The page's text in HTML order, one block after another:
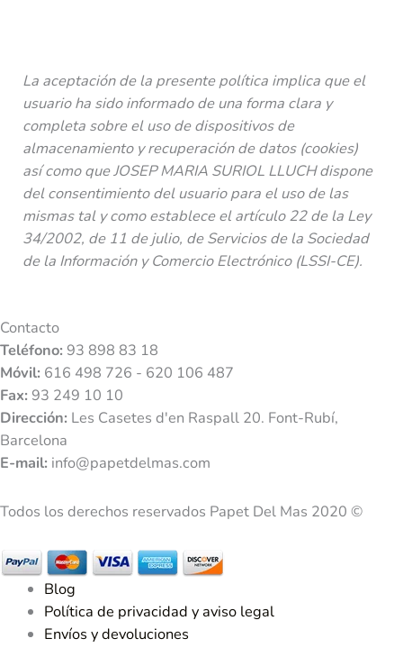
La aceptación de la presente política implica que el
usuario ha sido informado de una forma clara y
completa sobre el uso de dispositivos de
almacenamiento y recuperación de datos (cookies)
así como queJOSEP MARIA SURIOL LLUCHdispone
del consentimiento del usuario para el uso de las
mismas tal y como establece el artículo 22 de la Ley
34/2002, de 11 de julio, de Servicios de la Sociedad
de la Información y Comercio Electrónico (LSSI-CE).
Contacto
Teléfono: 93 898 83 18
Móvil: 616 498 726 - 620 106 487
Fax: 93 249 10 10
Dirección: Les Casetes d'en Raspall 20. Font-Rubí,
Barcelona
E-mail: info@papetdelmas.com
Todos los derechos reservados Papet Del Mas 2020 ©
Blog
Política de privacidad y aviso legal
Envíos y devoluciones